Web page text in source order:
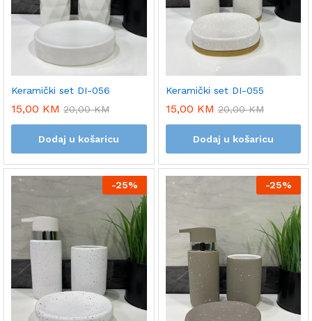
Keramički set DI-056
15,00 KM 20,00KM
Dodaj u košaricu
Keramički set DI-055
15,00 KM 20,00KM
Dodaj u košaricu
-25% -25%